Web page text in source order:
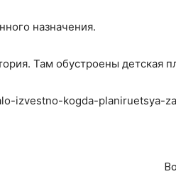
назначения.
Там обустроены детская
izvestno-kogda-planiruetsya-